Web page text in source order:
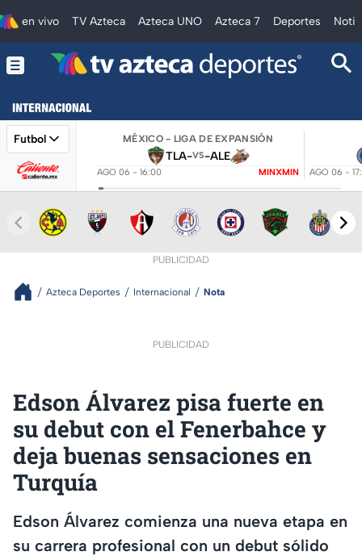
en vivo TV Azteca Azteca UNO Azteca 7 Deportes
Futbol MÉXICO - LIGA DE EXPANSIÓN
TLA-VS-ALE
AGO 06 - 16:00 MINXMIN AGO 06 -
PUBLICIDAD
Azteca Deportes Internacional Nota
PUBLICIDAD
Edson Álvarez pisa fuerte en
su debut con el Fenerbahce y
deja buenas sensaciones en
Turquía
Edson Álvarez comienza una nueva etapa en
su carrera profesional con un debut sólido